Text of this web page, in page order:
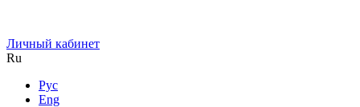
Личный кабинет
Ru
Рус
Eng